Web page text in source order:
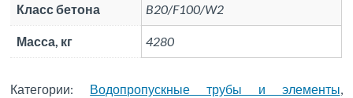
Класс бетона B20/F100/W2
Масса, кг 4280
Категории: Водопропускные трубы и элементы